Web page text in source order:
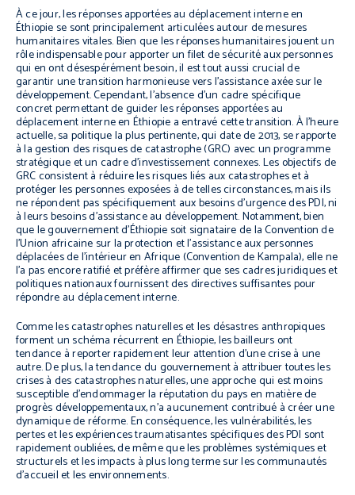
À ce jour, les réponses apportées au déplacement interne en
Éthiopie se sont principalement articulées autour de mesures
humanitaires vitales. Bien que les réponses humanitaires jouent un
rôle indispensable pour apporter un filet de sécurité aux personnes
qui en ont désespérément besoin, il est tout aussi crucial de
garantir une transition harmonieuse vers l’assistance axée sur le
développement. Cependant, l’absence d’un cadre spécifique
concret permettant de guider les réponses apportées au
déplacement interne en Éthiopie a entravé cette transition. À l’heure
actuelle, sa politique la plus pertinente, qui date de 2013, se rapporte
à la gestion des risques de catastrophe (GRC) avec un programme
stratégique et un cadre d’investissement connexes. Les objectifs de
GRC consistent à réduire les risques liés aux catastrophes et à
protéger les personnes exposées à de telles circonstances, mais ils
ne répondent pas spécifiquement aux besoins d’urgence des PDI, ni
à leurs besoins d’assistance au développement. Notamment, bien
que le gouvernement d’Éthiopie soit signataire de la Convention de
l’Union africaine sur la protection et l’assistance aux personnes
déplacées de l’intérieur en Afrique (Convention de Kampala), elle ne
l’a pas encore ratifié et préfère affirmer que ses cadres juridiques et
politiques nationaux fournissent des directives suffisantes pour
répondre au déplacement interne.
Comme les catastrophes naturelles et les désastres anthropiques
forment un schéma récurrent en Éthiopie, les bailleurs ont
tendance à reporter rapidement leur attention d’une crise à une
autre. De plus, la tendance du gouvernement à attribuer toutes les
crises à des catastrophes naturelles, une approche qui est moins
susceptible d’endommager la réputation du pays en matière de
progrès développementaux, n’a aucunement contribué à créer une
dynamique de réforme. En conséquence, les vulnérabilités, les
pertes et les expériences traumatisantes spécifiques des PDI sont
rapidement oubliées, de même que les problèmes systémiques et
structurels et les impacts à plus long terme sur les communautés
d’accueil et les environnements.